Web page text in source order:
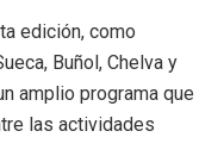
edición, como
Buñol, Chelva y
amplio programa que
las actividades